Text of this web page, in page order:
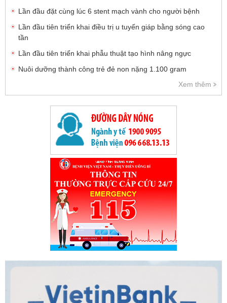
Lần đầu đặt cùng lúc 6 stent mạch vành cho người bệnh
Lần đầu tiên triển khai điều trị u tuyến giáp bằng sóng cao
tần
Lần đầu tiên triển khai phẫu thuật tạo hình nâng ngực
Nuôi dưỡng thành công trẻ đẻ non nặng 1.100 gram
Xem thêm